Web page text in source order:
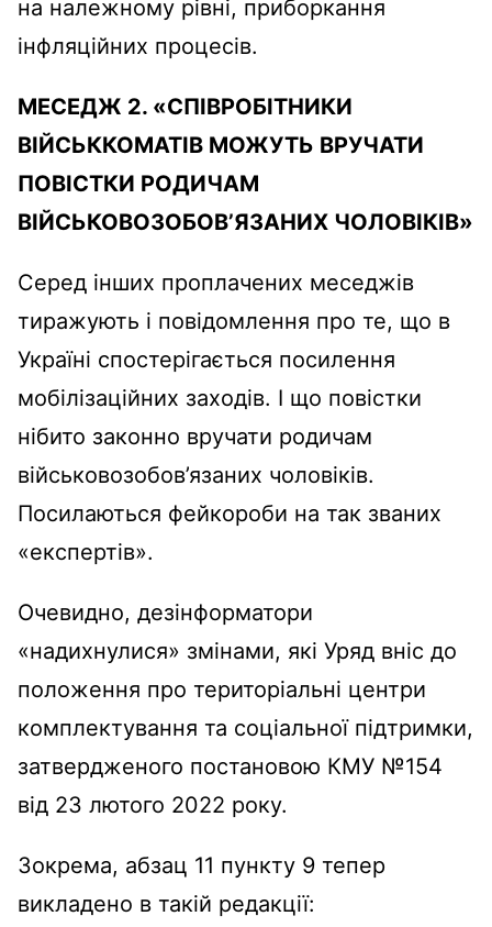
на належному рівні, приборкання
інфляційних процесів.
МЕСЕДЖ 2. «СПІВРОБІТНИКИ
ВІЙСЬККОМАТІВ МОЖУТЬ ВРУЧАТИ
ПОВІСТКИ РОДИЧАМ
ВІЙСЬКОВОЗОБОВ’ЯЗАНИХ ЧОЛОВІКІВ»
Серед інших проплачених меседжів
тиражують і повідомлення про те, що в
Україні спостерігається посилення
мобілізаційних заходів. І що повістки
нібито законно вручати родичам
військовозобов’язаних чоловіків.
Посилаються фейкороби на так званих
«експертів».
Очевидно, дезінформатори
«надихнулися» змінами, які Уряд вніс до
положення про територіальні центри
комплектування та соціальної підтримки,
затвердженого постановою КМУ №154
від 23 лютого 2022 року.
Зокрема, абзац 11 пункту 9 тепер
викладено в такій редакції: